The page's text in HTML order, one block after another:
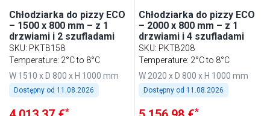
Chłodziarka do pizzy ECO
– 1500 x 800 mm – z 1
drzwiami i 2 szufladami
SKU: PKTB158
Temperature: 2°C to 8°C
W 1510 x D 800 x H 1000 mm
Dostępny od 11.08.2026
*
Chłodziarka do pizzy ECO
– 2000 x 800 mm – z 1
drzwiami i 4 szufladami
SKU: PKTB208
Temperature: 2°C to 8°C
W 2020 x D 800 x H 1000 mm
Dostępny od 11.08.2026
*